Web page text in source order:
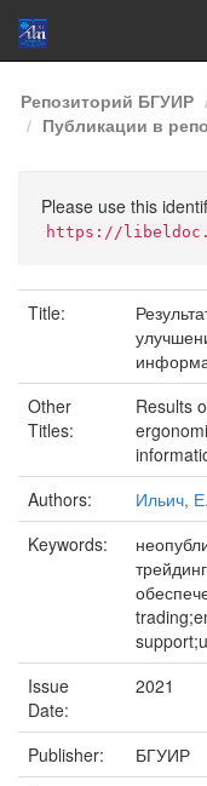
Skip
navigation
Репозиторий БГУИР
Публикации в
Please use this
https://
Title:
Other
Titles:
Results
Authors:
Ильич,
Keywords:
Issue
Date:
2021
Publisher:
БГУИР